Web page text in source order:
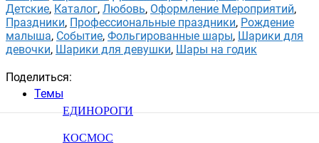
Темы
ЕДИНОРОГИ
КОСМОС
Детские, Каталог, Любовь, Оформление Мероприятий,
Праздники, Профессиональные праздники, Рождение
малыша, Событие, Фольгированные шары, Шарики для
девочки, Шарики для девушки, Шары на годик
Поделиться: